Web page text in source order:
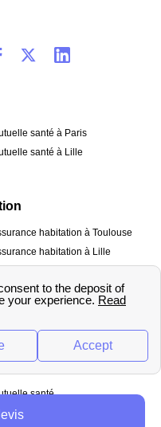
santé à Paris
santé à Lille
habitation à Toulouse
habitation à Lille
légales
santé